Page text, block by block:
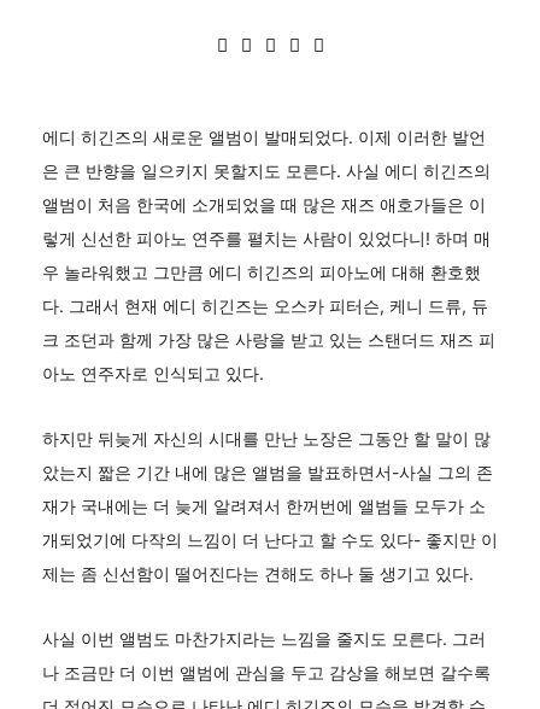
에디 히긴즈의 새로운 앨범이 발매되었다. 이제 이러한 발언
은 큰 반향을 일으키지 못할지도 모른다. 사실 에디 히긴즈의
앨범이 처음 한국에 소개되었을 때 많은 재즈 애호가들은 이
렇게 신선한 피아노 연주를 펼치는 사람이 있었다니! 하며 매
우 놀라워했고 그만큼 에디 히긴즈의 피아노에 대해 환호했
다. 그래서 현재 에디 히긴즈는 오스카 피터슨, 케니 드류, 듀
크 조던과 함께 가장 많은 사랑을 받고 있는 스탠더드 재즈 피
아노 연주자로 인식되고 있다.
하지만 뒤늦게 자신의 시대를 만난 노장은 그동안 할 말이 많
았는지 짧은 기간 내에 많은 앨범을 발표하면서-사실 그의 존
재가 국내에는 더 늦게 알려져서 한꺼번에 앨범들 모두가 소
개되었기에 다작의 느낌이 더 난다고 할 수도 있다- 좋지만 이
제는 좀 신선함이 떨어진다는 견해도 하나 둘 생기고 있다.
사실 이번 앨범도 마찬가지라는 느낌을 줄지도 모른다. 그러
나 조금만 더 이번 앨범에 관심을 두고 감상을 해보면 갈수록